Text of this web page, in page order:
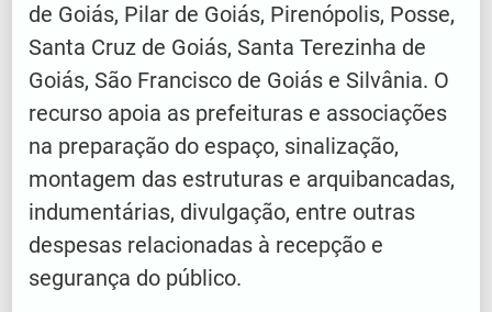
de Goiás, Pilar de Goiás, Pirenópolis, Posse,
Santa Cruz de Goiás, Santa Terezinha de
Goiás, São Francisco de Goiás e Silvânia. O
recurso apoia as prefeituras e associações
na preparação do espaço, sinalização,
montagem das estruturas e arquibancadas,
indumentárias, divulgação, entre outras
despesas relacionadas à recepção e
segurança do público.